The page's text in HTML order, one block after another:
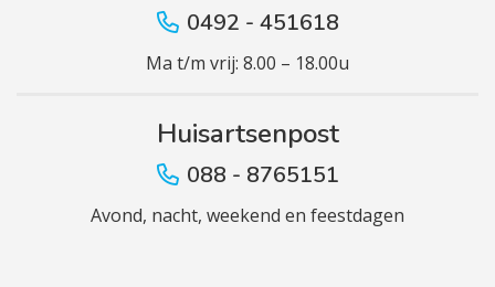
0492 - 451618
Ma t/m vrij: 8.00 – 18.00u
Huisartsenpost
088 - 8765151
Avond, nacht, weekend en feestdagen